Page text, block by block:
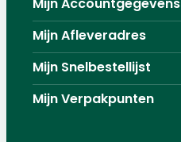
Mijn Afleveradres
Mijn Snelbestellijst
Mijn Verpakpunten